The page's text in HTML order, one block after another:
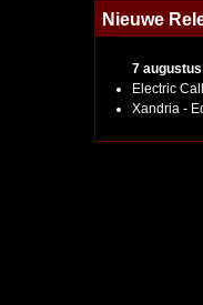
Nieuwe
7
Electric
Xandria -